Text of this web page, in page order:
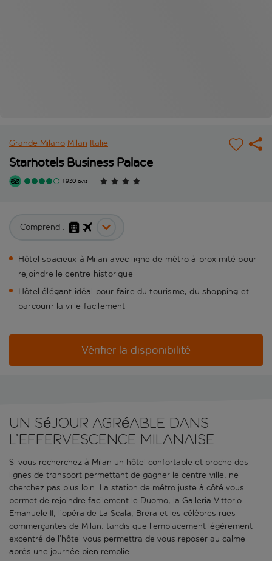
Grande Milano Milan Italie
Starhotels Business Palace
1 930 avis
Comprend :
Hôtel spacieux à Milan avec ligne de métro à proximité pour
rejoindre le centre historique
Hôtel élégant idéal pour faire du tourisme, du shopping et
parcourir la ville facilement
Vérifier la disponibilité
Un séjour agréable dans
l’effervescence milanaise
Si vous recherchez à Milan un hôtel confortable et proche des
lignes de transport permettant de gagner le centre-ville, ne
cherchez pas plus loin. La station de métro juste à côté vous
permet de rejoindre facilement le Duomo, la Galleria Vittorio
Emanuele II, l’opéra de La Scala, Brera et les célèbres rues
commerçantes de Milan, tandis que l’emplacement légèrement
excentré de l’hôtel vous permettra de vous reposer au calme
après une journée bien remplie.